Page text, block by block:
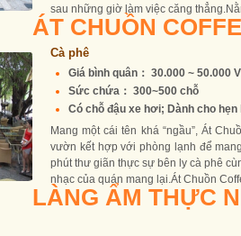
sau những giờ làm việc căng
ÁT CHUỒN
Cà phê
Giá bình quân： 30.000 ~ 50.000
Sức chứa： 300~500 chỗ
Có chỗ đậu xe hơi; Dành cho hẹn
Mang một cái tên khá “ngầu”, Át
vườn kết hợp với phòng lạnh để
phút thư giãn thực sự bên ly cà phê
nhạc của quán mang lại.Át Chuồn
LÀNG ẨM THỰC